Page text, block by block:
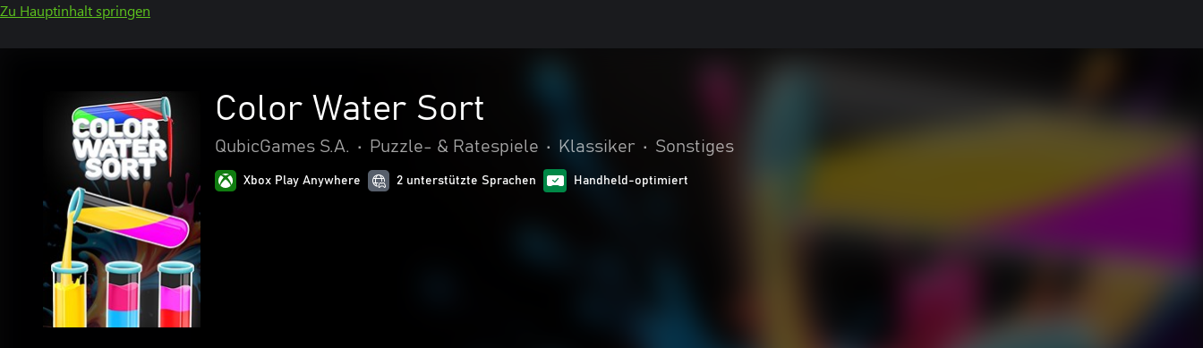
Zu Hauptinhalt springen
Color Water Sort
QubicGames S.A. • Puzzle- & Ratespiele • Klassiker • Sonstiges
Xbox Play Anywhere 2 unterstützte Sprachen Handheld-optimiert